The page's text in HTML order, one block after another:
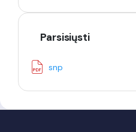
Parsisiųsti
snp